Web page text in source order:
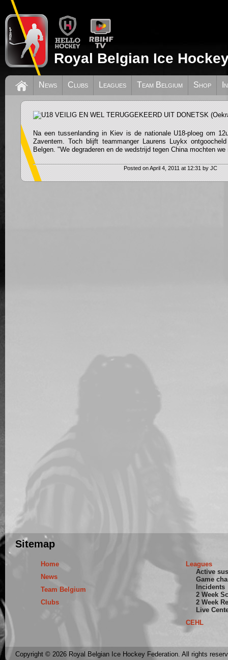
Royal Belgian Ice
News Clubs Leagues Team Belgium Shop
U18 VEILIG EN WEL TERUGGEKEERD
(Oekraïne)
Na een tussenlanding in Kiev is de nationale U18-ploeg om
Zaventem. Toch blijft teammanger Laurens Luykx
Belgen. "We degraderen en de wedstrijd tegen China mochten
Posted on April 4, 2011 at 12:31 by JC
Sitemap
Home
News
Team Belgium
Clubs
Leagues
Active
Game
Incidents
2 Week
2 Week
Live
CEHL
Copyright © 2026 Royal Belgian Ice Hockey Federation. All rights